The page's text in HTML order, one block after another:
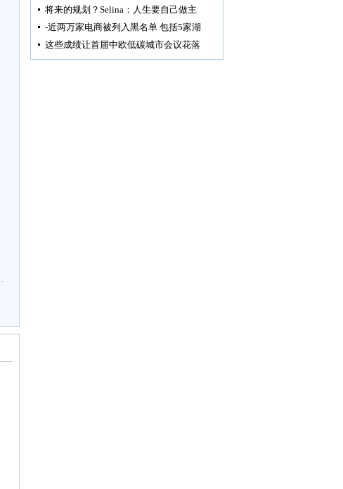
将来的规划？Selina：人生要自己做主
-近两万家电商被列入黑名单 包括5家湖
这些成绩让首届中欧低碳城市会议花落